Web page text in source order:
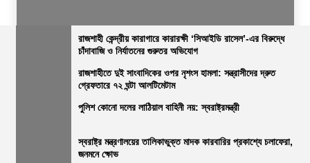
নির্বাচিত খবর রাজশাহীর সংবাদ সারাদেশ
বরেন্দ্র প্রেস ক্লাব সভাপতিকে ছুরিকাঘাতে হত্যাচেষ্টা: আসামী সুরুজ আলী
নিজস্ব প্রতিবেদক, রাজশাহী: ​রাজশাহী বরেন্দ্র প্রেস ক্লাবে বেআইনি
রাজশাহী কেন্দ্রীয় কারাগারে কারারক্ষী ‘সিআইডি রাসেল’-এর বিরুদ্ধে
চাঁদাবাজি ও নির্যাতনের গুরুতর অভিযোগ
রাজশাহীতে দুই সাংবাদিকের ওপর নৃশংস হামলা: সন্ত্রাসীদের দ্রুত
গ্রেফতারে ৭২ ঘন্টা আলটিমেটাম
পুলিশ কোনো দলের লাঠিয়াল বাহিনী নয়: স্বরাষ্ট্রমন্ত্রী
স্বরাষ্ট্র মন্ত্রণালয়ের তালিকাভুক্ত মাদক কারবারির প্রকাশ্যে চলাফেরা,
জনমনে ক্ষোভ